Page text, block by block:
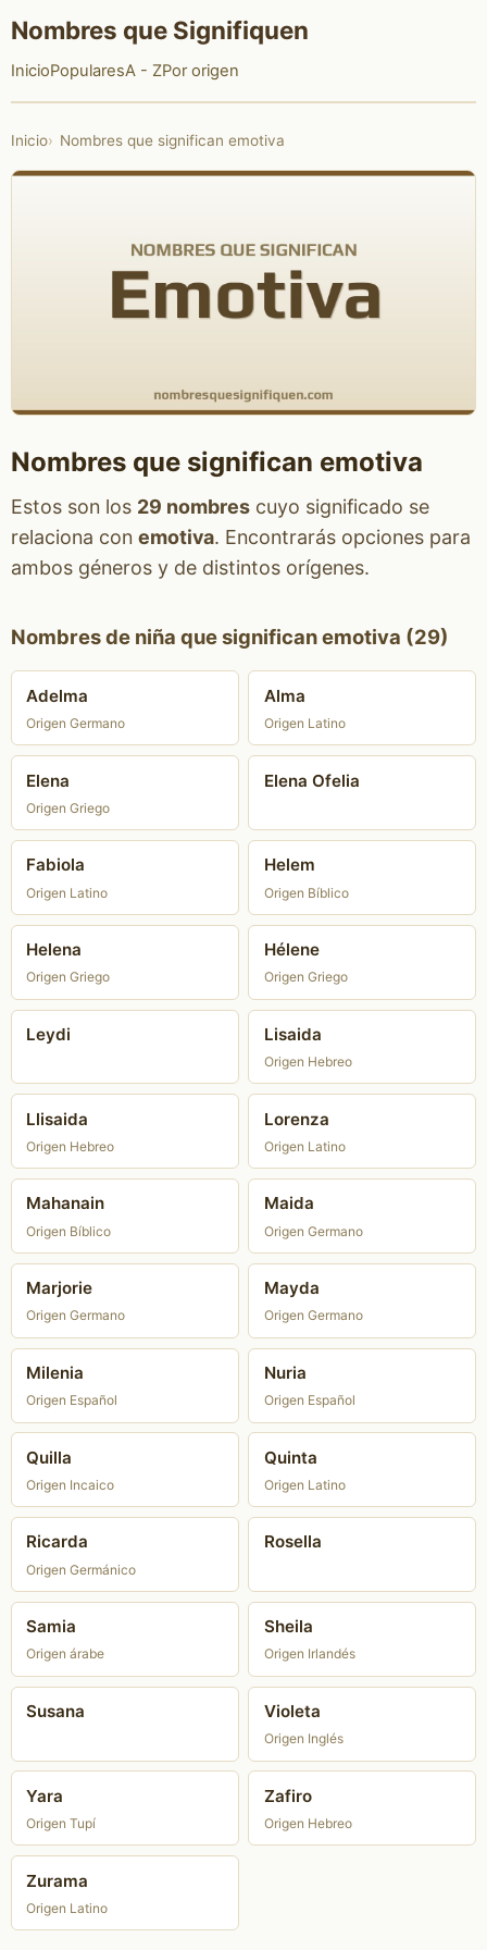
Nombres que Signifiquen
InicioPopularesA - ZPor origen
Inicio Nombres que significan emotiva
Nombres que significan emotiva
Estos son los 29 nombrescuyo significado se
relaciona con emotiva. Encontrarás opciones para
ambos géneros y de distintos orígenes.
Nombres de niña que significan emotiva (29)
Adelma
Origen Germano
Alma
Origen Latino
Elena
Origen Griego
Elena Ofelia
Fabiola
Origen Latino
Helem
Origen Bíblico
Helena
Origen Griego
Hélene
Origen Griego
Leydi Lisaida
Origen Hebreo
Llisaida
Origen Hebreo
Lorenza
Origen Latino
Mahanain
Origen Bíblico
Maida
Origen Germano
Marjorie
Origen Germano
Mayda
Origen Germano
Milenia
Origen Español
Nuria
Origen Español
Quilla
Origen Incaico
Quinta
Origen Latino
Ricarda
Origen Germánico
Rosella
Samia
Origen árabe
Sheila
Origen Irlandés
Susana Violeta
Origen Inglés
Yara
Origen Tupí
Zafiro
Origen Hebreo
Zurama
Origen Latino